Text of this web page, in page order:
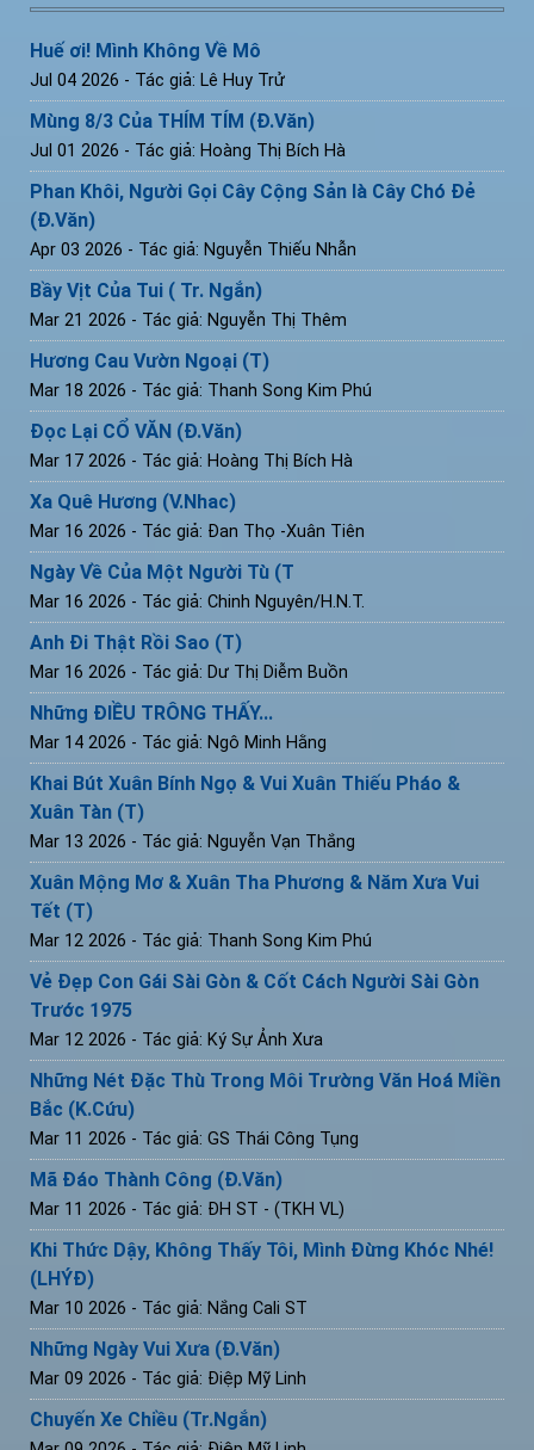
Huế ơi! Mình Không Về Mô
Jul 04 2026 - Tác giả: Lê Huy Trử
Mùng 8/3 Của THÍM TÍM (Đ.Văn)
Jul 01 2026 - Tác giả: Hoàng Thị Bích Hà
Phan Khôi, Người Gọi Cây Cộng Sản là Cây Chó Đẻ
(Đ.Văn)
Apr 03 2026 - Tác giả: Nguyễn Thiếu Nhẫn
Bầy Vịt Của Tui ( Tr. Ngắn)
Mar 21 2026 - Tác giả: Nguyễn Thị Thêm
Hương Cau Vườn Ngoại (T)
Mar 18 2026 - Tác giả: Thanh Song Kim Phú
Đọc Lại CỔ VĂN (Đ.Văn)
Mar 17 2026 - Tác giả: Hoàng Thị Bích Hà
Xa Quê Hương (V.Nhac)
Mar 16 2026 - Tác giả: Đan Thọ -Xuân Tiên
Ngày Về Của Một Người Tù (T
Mar 16 2026 - Tác giả: Chinh Nguyên/H.N.T.
Anh Đi Thật Rồi Sao (T)
Mar 16 2026 - Tác giả: Dư Thị Diễm Buồn
Những ĐIỀU TRÔNG THẤY...
Mar 14 2026 - Tác giả: Ngô Minh Hằng
Khai Bút Xuân Bính Ngọ & Vui Xuân Thiếu Pháo &
Xuân Tàn (T)
Mar 13 2026 - Tác giả: Nguyễn Vạn Thắng
Xuân Mộng Mơ & Xuân Tha Phương & Năm Xưa Vui
Tết (T)
Mar 12 2026 - Tác giả: Thanh Song Kim Phú
Vẻ Đẹp Con Gái Sài Gòn & Cốt Cách Người Sài Gòn
Trước 1975
Mar 12 2026 - Tác giả: Ký Sự Ảnh Xưa
Những Nét Đặc Thù Trong Môi Trường Văn Hoá Miền
Bắc (K.Cứu)
Mar 11 2026 - Tác giả: GS Thái Công Tụng
Mã Đáo Thành Công (Đ.Văn)
Mar 11 2026 - Tác giả: ĐH ST - (TKH VL)
Khi Thức Dậy, Không Thấy Tôi, Mình Đừng Khóc Nhé!
(LHÝĐ)
Mar 10 2026 - Tác giả: Nắng Cali ST
Những Ngày Vui Xưa (Đ.Văn)
Mar 09 2026 - Tác giả: Điệp Mỹ Linh
Chuyến Xe Chiều (Tr.Ngắn)